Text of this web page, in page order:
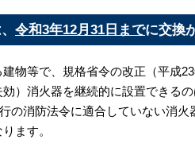
令和3年12月31日までに交換
物等で、規格省令の改正（平成
）消火器を継続的に設置できるの
の消防法令に適合していない消火
ます。